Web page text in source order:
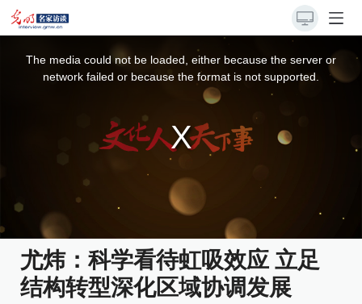
The media could not be loaded, either because the server or
network failed or because the format is not supported.
尤炜：科学看待虹吸效应 立足
结构转型深化区域协调发展